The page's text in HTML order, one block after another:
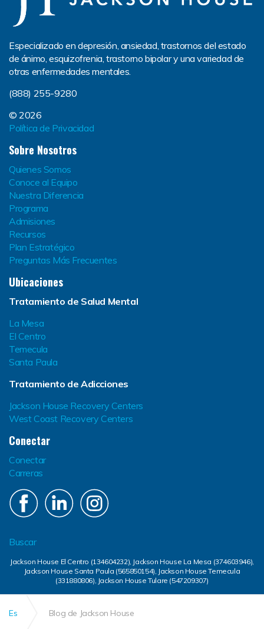
Especializado en depresión, ansiedad, trastornos del estado
de ánimo, esquizofrenia, trastorno bipolar y una variedad de
otras enfermedades mentales.
(888) 255-9280
© 2026
Política de Privacidad
Sobre Nosotros
Quienes Somos
Conoce al Equipo
Nuestra Diferencia
Programa
Admisiones
Recursos
Plan Estratégico
Preguntas Más Frecuentes
Ubicaciones
Tratamiento de Salud Mental
La Mesa
El Centro
Temecula
Santa Paula
Tratamiento de Adicciones
Jackson House Recovery Centers
West Coast Recovery Centers
Conectar
Conectar
Carreras
Buscar
Jackson House El Centro (134604232), Jackson House La Mesa (374603946),
Jackson House Santa Paula (565850154), Jackson House Temecula
(331880806), Jackson House Tulare (547209307)
Es Blog de Jackson House